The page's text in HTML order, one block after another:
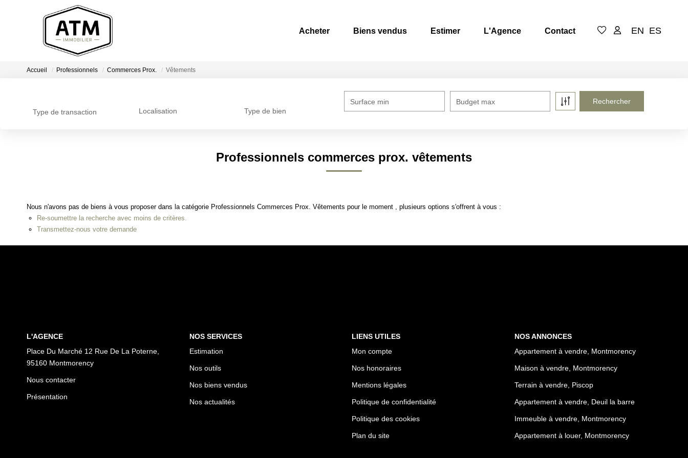
Acheter Biens vendus Estimer L'Agence Contact EN ES
Accueil Professionnels Commerces Prox. Vêtements
Type de transaction Localisation Type de bien
Surface min Budget max
Professionnels commerces prox. vêtements
Nous n'avons pas de biens à vous proposer dans la catégorie Professionnels Commerces Prox. Vêtements pour le moment , plusieurs options s'offrent à vous :
Re-soumettre la recherche avec moins de critères.
Transmettez-nous votre demande
L'AGENCE
Place Du Marché 12 Rue De La Poterne,
95160 Montmorency
Nous contacter
Présentation
NOS SERVICES
Estimation
Nos outils
Nos biens vendus
Nos actualités
LIENS UTILES
Mon compte
Nos honoraires
Mentions légales
Politique de confidentialité
Politique des cookies
Plan du site
NOS ANNONCES
Appartement à vendre, Montmorency
Maison à vendre, Montmorency
Terrain à vendre, Piscop
Appartement à vendre, Deuil la barre
Immeuble à vendre, Montmorency
Appartement à louer, Montmorency